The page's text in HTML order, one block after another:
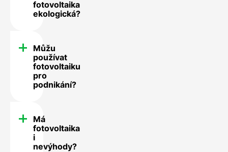
fotovoltaika
ekologická?
Můžu
používat
fotovoltaiku
pro
podnikání?
Má
fotovoltaika
i
nevýhody?